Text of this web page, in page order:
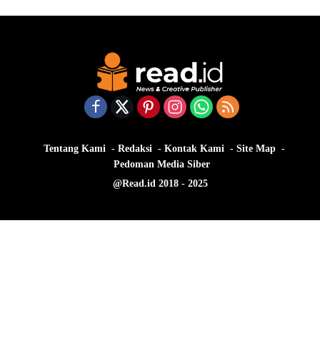
Tentang Kami Redaksi Kontak Kami
Site Map
Pedoman Media Siber
@Read.id 2018 - 2025